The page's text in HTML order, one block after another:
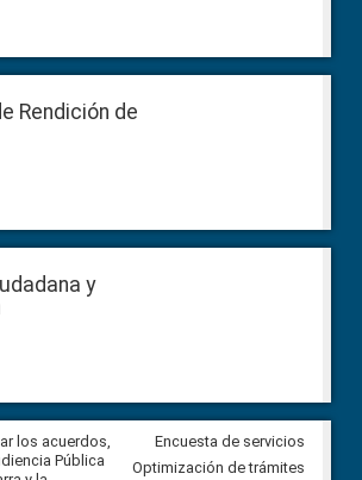
Rendición de
y
los acuerdos,
Pública
CPCCS convoca a Veeduría
Ciudadana para vigilar el
Encuesta de servicios
Optimización de trámites